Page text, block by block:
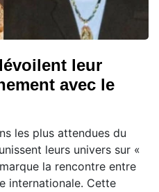
leur
avec le
les plus attendues du
leurs univers sur «
la rencontre entre
internationale. Cette